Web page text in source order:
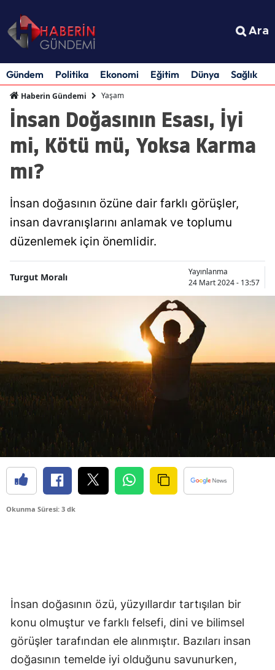
Ara
Gündem Politika Ekonomi Eğitim Dünya Sağlık
Haberin Gündemi Yaşam
İnsan Doğasının Esası, İyi
mi, Kötü mü, Yoksa Karma
mı?
İnsan doğasının özüne dair farklı görüşler,
insan davranışlarını anlamak ve toplumu
düzenlemek için önemlidir.
Turgut Moralı
Yayınlanma
24 Mart 2024 - 13:57
Okunma Süresi: 3 dk
İnsan doğasının özü, yüzyıllardır tartışılan bir
konu olmuştur ve farklı felsefi, dini ve bilimsel
görüşler tarafından ele alınmıştır. Bazıları insan
doğasının temelde iyi olduğunu savunurken,